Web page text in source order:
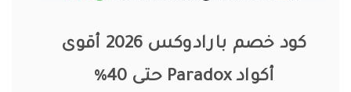
كود خصم بارادوكس 2026 أقوى
أكواد Paradox حتى 40%